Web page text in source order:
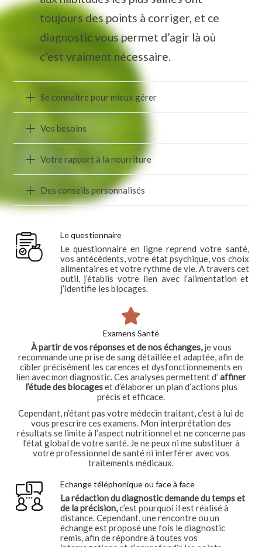
toujours des points à corriger, et ce
diagnostic vous permet d’agir là où
c’est vraiment nécessaire.
Se connaître pour mieux gérer
Vos besoins
Votre rapport à la nourriture
Des conseils personnalisés
Le questionnaire
Le questionnaire en ligne reprend votre santé,
vos antécédents, votre état psychique, vos choix
alimentaires et votre rythme de vie. A travers cet
outil, j’établis votre lien avec l’alimentation et
j’identifie les blocages.
Examens Santé
À partir de vos réponses et de nos échanges,je vous
recommande une prise de sang détaillée et adaptée, afin de
cibler précisément les carences et dysfonctionnements en
lien avec mon diagnostic. Ces analyses permettent d’ affiner
l’étude des blocageset d’élaborer un plan d’actions plus
précis et efficace.
Cependant, n’étant pas votre médecin traitant, c’est à lui de
vous prescrire ces examens. Mon interprétation des
résultats se limite à l’aspect nutritionnel et ne concerne pas
l’état global de votre santé. Je ne peux ni me substituer à
votre professionnel de santé ni interférer avec vos
traitements médicaux.
Echange téléphonique ou face à face
La rédaction du diagnostic demande du temps et
de la précision,c’est pourquoi il est réalisé à
distance. Cependant, une rencontre ou un
échange est proposé une fois le diagnostic
remis, afin de répondre à toutes vos